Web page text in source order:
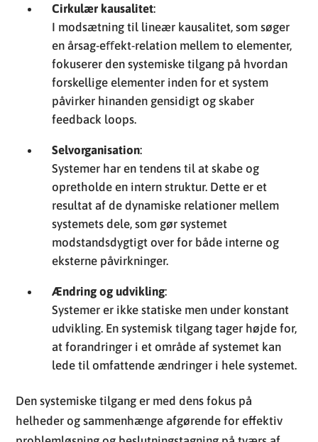
Cirkulær kausalitet:
I modsætning til lineær kausalitet, som søger
en årsag-eﬀekt-relation mellem to elementer,
fokuserer den systemiske tilgang på hvordan
forskellige elementer inden for et system
påvirker hinanden gensidigt og skaber
feedback loops.
Selvorganisation:
Systemer har en tendens til at skabe og
opretholde en intern struktur. Dette er et
resultat af de dynamiske relationer mellem
systemets dele, som gør systemet
modstandsdygtigt over for både interne og
eksterne påvirkninger.
Ændring og udvikling:
Systemer er ikke statiske men under konstant
udvikling. En systemisk tilgang tager højde for,
at forandringer i et område af systemet kan
lede til omfattende ændringer i hele systemet.
Den systemiske tilgang er med dens fokus på
helheder og sammenhænge afgørende for effektiv